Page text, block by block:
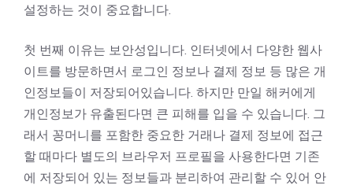
설정하는 것이 중요합니다.
첫 번째 이유는 보안성입니다. 인터넷에서 다양한 웹사
이트를 방문하면서 로그인 정보나 결제 정보 등 많은 개
인정보들이 저장되어있습니다. 하지만 만일 해커에게
개인정보가 유출된다면 큰 피해를 입을 수 있습니다. 그
래서 꽁머니를 포함한 중요한 거래나 결제 정보에 접근
할 때마다 별도의 브라우저 프로필을 사용한다면 기존
에 저장되어 있는 정보들과 분리하여 관리할 수 있어 안